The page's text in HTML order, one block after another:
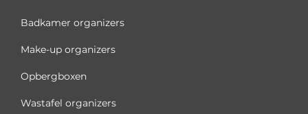
Badkamer organizers
Make-up organizers
Opbergboxen
Wastafel organizers